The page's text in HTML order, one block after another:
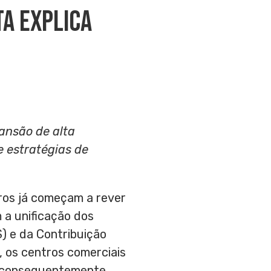
Explica
de alta
estratégias de
já começam a rever
a unificação dos
e da Contribuição
os centros comerciais